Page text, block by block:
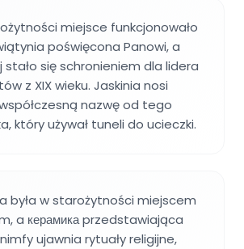
miejsce funkcjonowało
poświęcona Panowi, a
stało się schronieniem dla lidera
z XIX wieku. Jaskinia nosi
nazwę od tego
który używał tuneli do ucieczki.
była w starożytności miejscem
a керамика przedstawiająca
ujawnia rytuały religijne,